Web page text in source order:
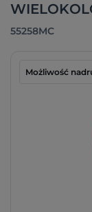
55258MC
Możliwość